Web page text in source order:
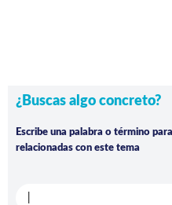
¿Buscas algo concreto?
Escribe una palabra o término
relacionadas con este tema